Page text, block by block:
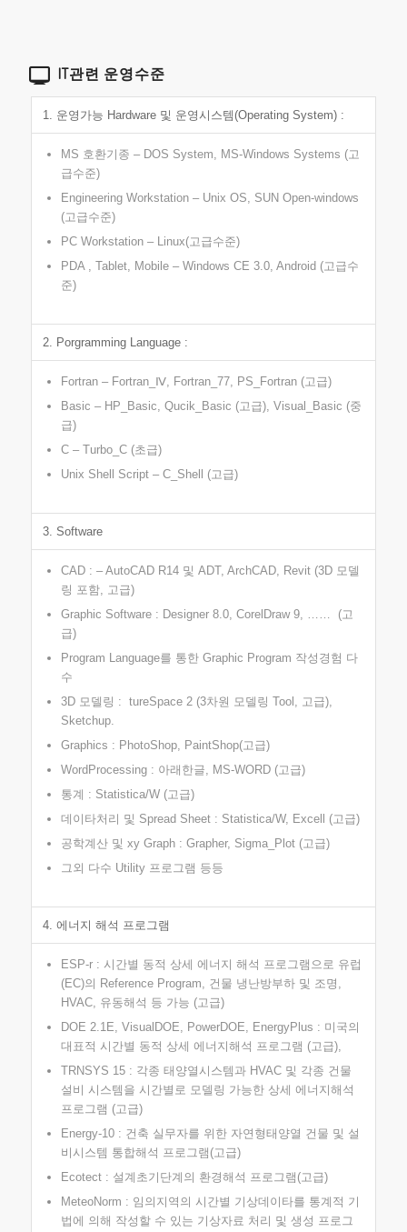
IT관련 운영수준
1. 운영가능 Hardware 및 운영시스템(Operating System) :
MS 호환기종 – DOS System, MS-Windows Systems (고
급수준)
Engineering Workstation – Unix OS, SUN Open-windows
(고급수준)
PC Workstation – Linux(고급수준)
PDA , Tablet, Mobile – Windows CE 3.0, Android (고급수
준)
2. Porgramming Language :
Fortran – Fortran_Ⅳ, Fortran_77, PS_Fortran (고급)
Basic – HP_Basic, Qucik_Basic (고급), Visual_Basic (중
급)
C – Turbo_C (초급)
Unix Shell Script – C_Shell (고급)
3. Software
CAD : – AutoCAD R14 및 ADT, ArchCAD, Revit (3D 모델
링 포함, 고급)
Graphic Software : Designer 8.0, CorelDraw 9, …… (고
급)
Program Language를 통한 Graphic Program 작성경험 다
수
3D 모델링 : tureSpace 2 (3차원 모델링 Tool, 고급),
Sketchup.
Graphics : PhotoShop, PaintShop(고급)
WordProcessing : 아래한글, MS-WORD (고급)
통계 : Statistica/W (고급)
데이타처리 및 Spread Sheet : Statistica/W, Excell (고급)
공학계산 및 xy Graph : Grapher, Sigma_Plot (고급)
그외 다수 Utility 프로그램 등등
4. 에너지 해석 프로그램
ESP-r : 시간별 동적 상세 에너지 해석 프로그램으로 유럽
(EC)의 Reference Program, 건물 냉난방부하 및 조명,
HVAC, 유동해석 등 가능 (고급)
DOE 2.1E, VisualDOE, PowerDOE, EnergyPlus : 미국의
대표적 시간별 동적 상세 에너지해석 프로그램 (고급),
TRNSYS 15 : 각종 태양열시스템과 HVAC 및 각종 건물
설비 시스템을 시간별로 모델링 가능한 상세 에너지해석
프로그램 (고급)
Energy-10 : 건축 실무자를 위한 자연형태양열 건물 및 설
비시스템 통합해석 프로그램(고급)
Ecotect : 설계초기단계의 환경해석 프로그램(고급)
MeteoNorm : 임의지역의 시간별 기상데이타를 통계적 기
법에 의해 작성할 수 있는 기상자료 처리 및 생성 프로그